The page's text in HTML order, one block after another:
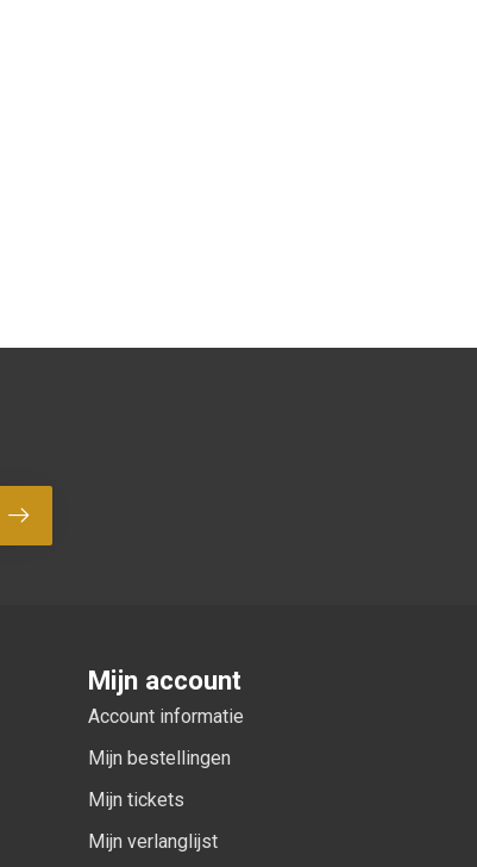
Abonneer
Mijn account
Account informatie
Mijn bestellingen
Mijn tickets
Mijn verlanglijst